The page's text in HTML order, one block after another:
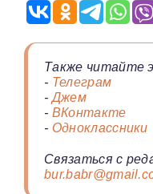
Также читайте
- Телеграм
-Джем
- ВКонтакте
- Одноклассники
Связаться с